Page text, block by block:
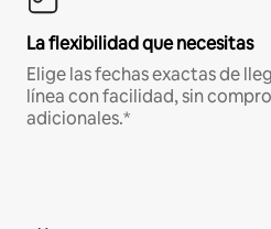
La flexibilidad que necesitas
Elige las fechas exactas de
línea con facilidad, sin
adicionales.*